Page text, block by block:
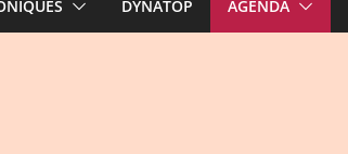
DYNATOP AGENDA